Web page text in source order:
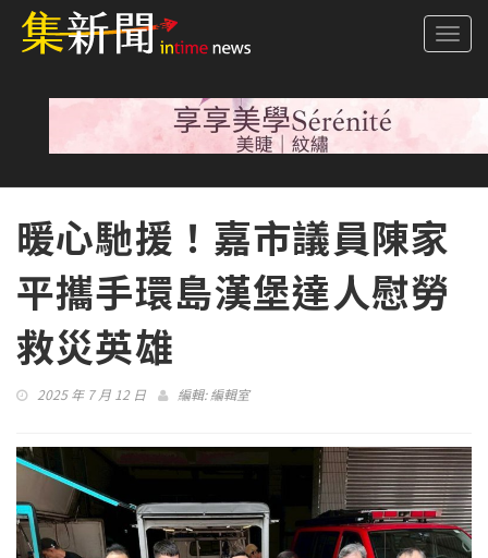
暖心馳援！嘉市議員陳家
平攜手環島漢堡達人慰勞
救災英雄
2025 年 7 月 12 日 編輯:編輯室